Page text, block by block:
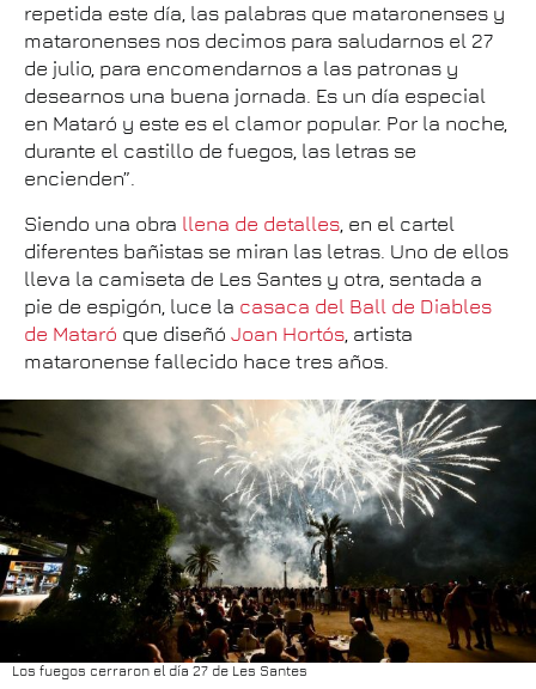
repetida este día, las palabras que mataronenses y
mataronenses nos decimos para saludarnos el 27
de julio, para encomendarnos a las patronas y
desearnos una buena jornada. Es un día especial
en Mataró y este es el clamor popular. Por la noche,
durante el castillo de fuegos, las letras se
encienden”.
Siendo una obra llena de detalles, en el cartel
diferentes bañistas se miran las letras. Uno de ellos
lleva la camiseta de Les Santes y otra, sentada a
pie de espigón, luce la casaca del Ball de Diables
de Mataró que diseñó Joan Hortós, artista
mataronense fallecido hace tres años.
Los fuegos cerraron el día 27 de Les Santes